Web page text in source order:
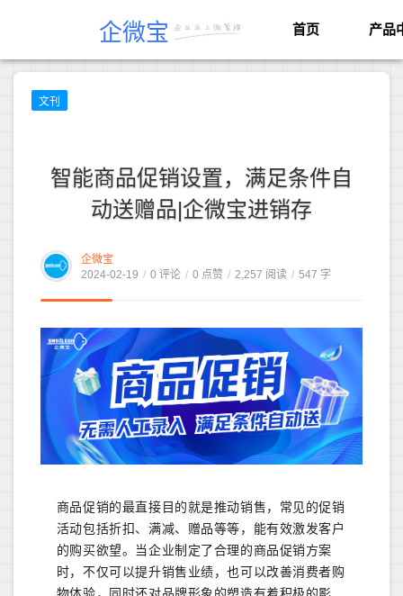
企微宝 首页 产品
文刊
智能商品促销设置，满足条件自
动送赠品|企微宝进销存
企微宝
2024-02-19 / 0 评论 / 0 点赞 / 2,257 阅读 / 547 字
商品促销的最直接目的就是推动销售，常见的促销
活动包括折扣、满减、赠品等等，能有效激发客户
的购买欲望。当企业制定了合理的商品促销方案
时，不仅可以提升销售业绩，也可以改善消费者购